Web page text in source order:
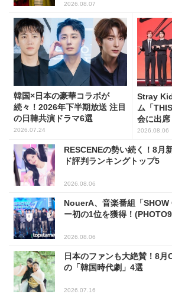
2026.08.07
韓国×日本の豪華コラボが
続々！2026年下半期放送 注目
の日韓共演ドラマ6選
2026.07.24
Stray
ム「
会に出
2026.08.06
RESCENEの勢い続く！8月
ド評判ランキングトップ5
2026.08.06
NouerA、音楽番組「SHOW
ー初の1位を獲得！
2026.08.06
日本のファンも大絶賛！8
の「韓国時代劇」4選
2026.07.16